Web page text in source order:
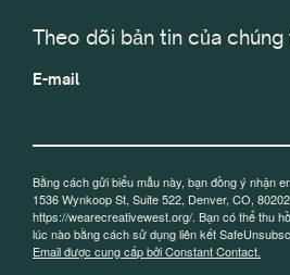
Theo dõi bản tin của chúng
E-mail
Bằng cách gửi biểu mẫu này, bạn đồng ý nhận
1536 Wynkoop St, Suite 522, Denver, CO,
https://wearecreativewest.org/. Bạn có thể thu
lúc nào bằng cách sử dụng liên kết
Email được cung cấp bởi Constant Contact.